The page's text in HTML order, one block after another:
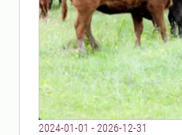
2024-01-01 - 2026-12-31